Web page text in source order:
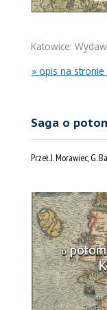
Katowice:
» opis na
Saga o
Przeł. J. Morawiec, G.